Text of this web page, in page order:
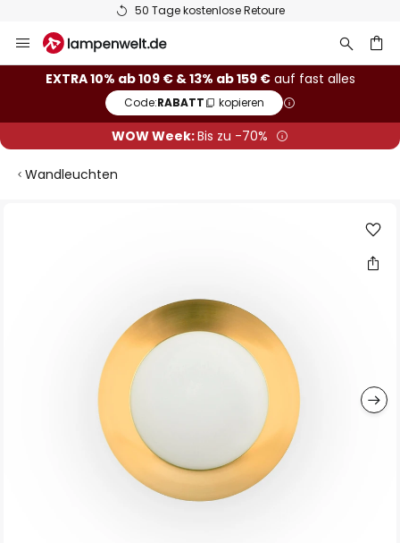
50 Tage kostenlose Retoure
Inhalt
springen
EXTRA 10% ab 109 € & 13% ab 159 €auf fast alles
Code:RABATT kopieren
WOW Week:Bis zu -70%
Wandleuchten